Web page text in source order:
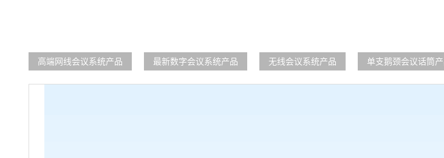
高端网线会议系统产品 最新数字会议系统产品 无线会议系统产品 单支鹅颈会议话筒